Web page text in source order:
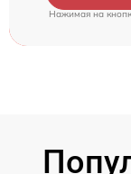
Нажимая на